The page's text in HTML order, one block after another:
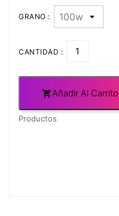
GRANO :
CANTIDAD :
Añadir Al Carrito
Productos